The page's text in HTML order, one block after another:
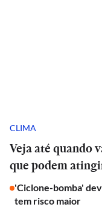
CLIMA
Veja até quando
que podem
'Ciclone-bomba'
tem risco maior